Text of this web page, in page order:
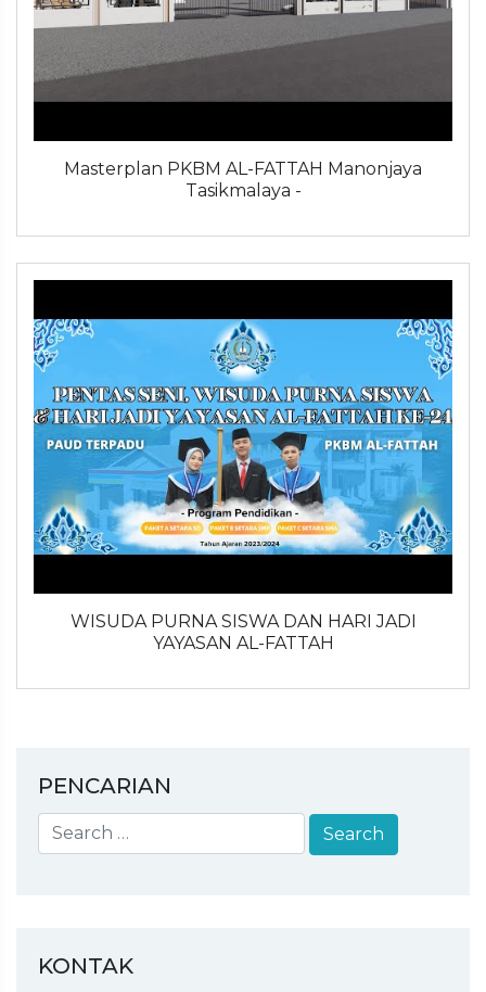
Masterplan PKBM AL-FATTAH Manonjaya
Tasikmalaya -
WISUDA PURNA SISWA DAN HARI JADI
YAYASAN AL-FATTAH
PENCARIAN
KONTAK